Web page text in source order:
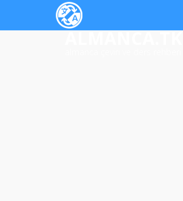
ALMANCA.TK